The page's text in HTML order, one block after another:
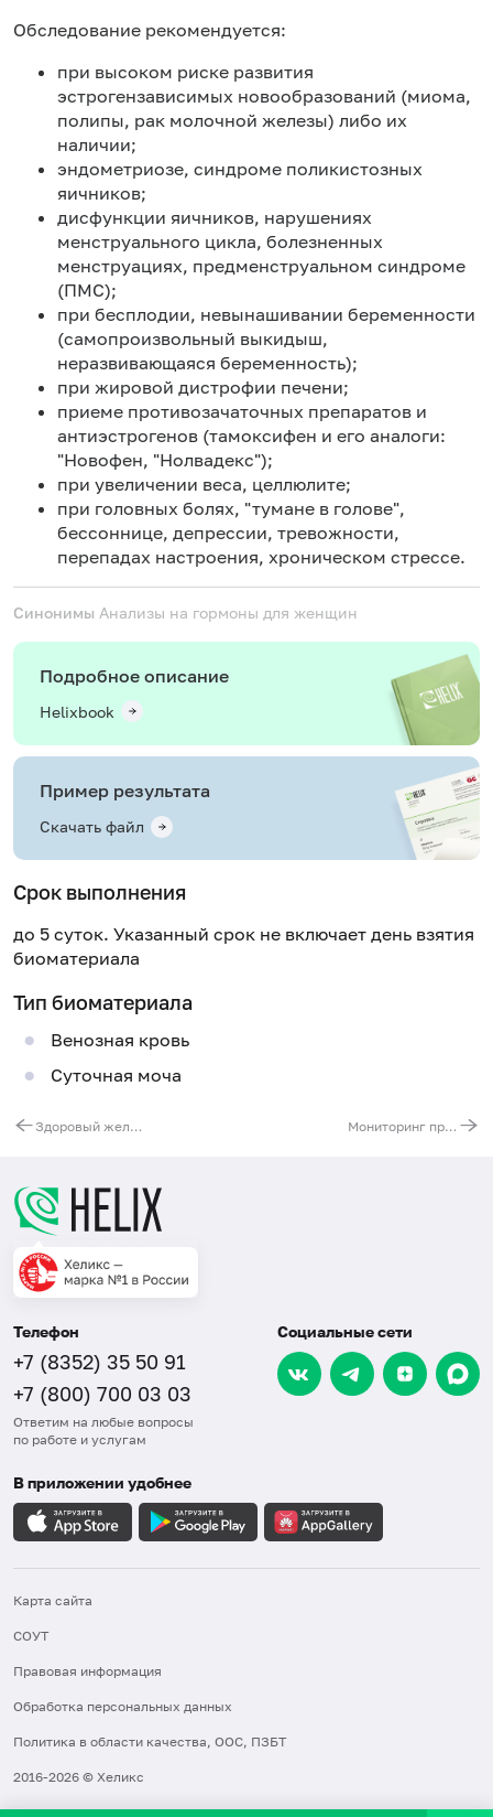
Обследование рекомендуется:
при высоком риске развития
эстрогензависимых новообразований (миома,
полипы, рак молочной железы) либо их
наличии;
эндометриозе, синдроме поликистозных
яичников;
дисфункции яичников, нарушениях
менструального цикла, болезненных
менструациях, предменструальном синдроме
(ПМС);
при бесплодии, невынашивании беременности
(самопроизвольный выкидыш,
неразвивающаяся беременность);
при жировой дистрофии печени;
приеме противозачаточных препаратов и
антиэстрогенов (тамоксифен и его аналоги:
"Новофен, "Нолвадекс");
при увеличении веса, целлюлите;
при головных болях, "тумане в голове",
бессоннице, депрессии, тревожности,
перепадах настроения, хроническом стрессе.
Синонимы Анализы на гормоны для женщин
Подробное описание
Helixbook
Пример результата
Скачать файл
Срок выполнения
до 5 суток. Указанный срок не включает день взятия
биоматериала
Тип биоматериала
Венозная кровь
Суточная моча
Здоровый желудок Мониторинг при приёме БАД
Телефон
+7 (8352) 35 50 91
+7 (800) 700 03 03
Ответим на любые вопросы
по работе и услугам
Социальные сети
В приложении удобнее
Карта сайта
СОУТ
Правовая информация
Обработка персональных данных
Политика в области качества, ООС, ПЗБТ
2016-2026 © Хеликс